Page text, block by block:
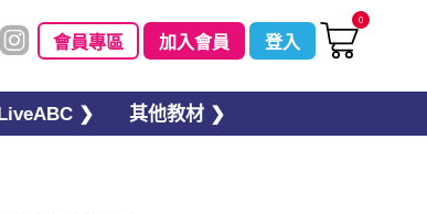
會員專區 加入會員 登入
0
❯ 其他教材 ❯